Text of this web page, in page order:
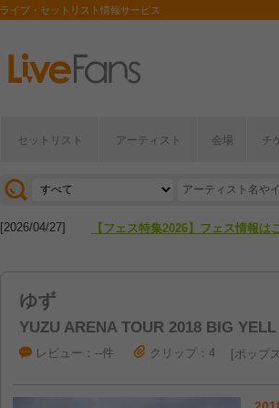
ライブ・セットリスト情報サービス
セットリスト アーティスト 会場 チ
[2026/07/28] 【ライブ動員ランキング】2026年
[2026/04/27] 【フェス特集2026】フェス情報は
ゆず
YUZU ARENA TOUR 2018 BIG
レビュー：--件 クリップ：4 ポップ